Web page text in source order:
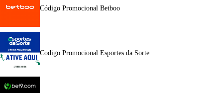
Código Promocional Betboo
Codigo Promocional Esportes da Sorte